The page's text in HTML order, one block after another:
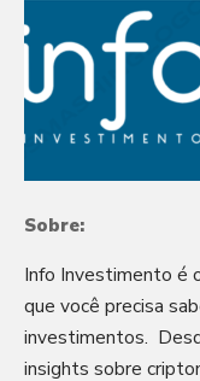
Sobre:
Info Investimento é
que você precisa
investimentos.
insights sobre